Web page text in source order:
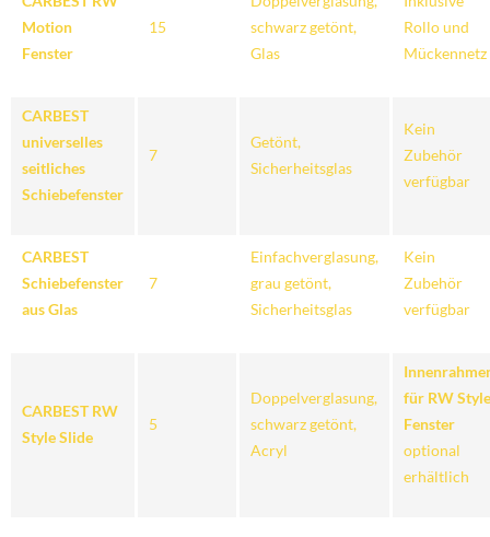
Motion
Fenster
15
schwarz getönt,
Glas
Rollo und
Mückennetz
CARBEST
universelles
seitliches
Schiebefenster
7
Getönt,
Sicherheitsglas
Kein
Zubehör
verfügbar
CARBEST
Schiebefenster
aus Glas
7
Einfachverglasung,
grau getönt,
Sicherheitsglas
Kein
Zubehör
verfügbar
CARBEST RW
Style Slide
5
Doppelverglasung,
schwarz getönt,
Acryl
für RW Style
Fenster
optional
erhältlich